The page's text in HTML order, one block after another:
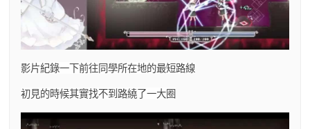
影片紀錄一下前往同學所在地的最短路線
初見的時候其實找不到路繞了一大圈